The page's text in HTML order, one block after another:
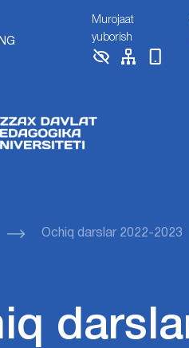
Murojaat
yuborish
Ochiq darslar 2022-2023